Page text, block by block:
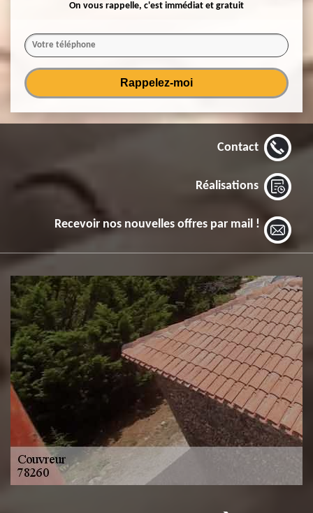
On vous rappelle, c'est immédiat et gratuit
Contact
Réalisations
Recevoir nos nouvelles offres par mail !